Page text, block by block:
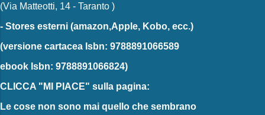
(Via Matteotti, 14 - Taranto )
- Stores esterni (amazon,Apple, Kobo, ecc.)
(versione cartacea Isbn: 9788891066589
ebook Isbn: 9788891066824)
CLICCA "MI PIACE" sulla pagina:
Le cose non sono mai quello che sembrano